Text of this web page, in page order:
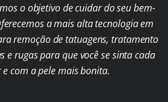
o objetivo de cuidar do seu bem-
a mais alta tecnologia em
remoção de tatuagens, tratamento
e rugas para que você se sinta cada
e com a pele mais bonita.